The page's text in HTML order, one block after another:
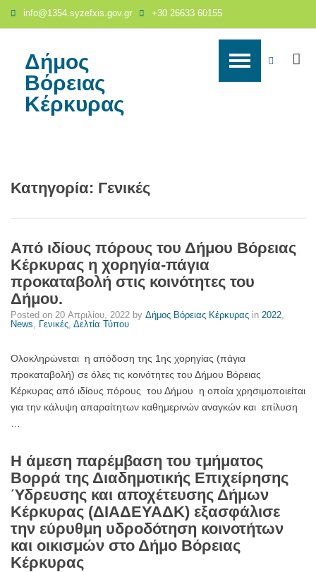
Γενικές
Βόρειας
Κέρκυρας
info@1354.syzefxis.gov.gr +30 26633 60155
Δήμος
Βόρειας
Κέρκυρας
Κατηγορία: Γενικές
Από ιδίους πόρους του Δήμου Βόρειας
Κέρκυρας η χορηγία-πάγια
προκαταβολή στις κοινότητες του
Δήμου.
Posted on 20 Απριλίου, 2022 by Δήμος Βόρειας Κέρκυρας in 2022,
News, Γενικές, Δελτία Τύπου
Ολοκληρώνεται η απόδοση της 1ης χορηγίας (πάγια
προκαταβολή) σε όλες τις κοινότητες του Δήμου Βόρειας
Κέρκυρας από ιδίους πόρους του Δήμου η οποία χρησιμοποιείται
για την κάλυψη απαραίτητων καθημερινών αναγκών και επίλυση
Η άμεση παρέμβαση του τμήματος
Βορρά της Διαδημοτικής Επιχείρησης
Ύδρευσης και αποχέτευσης Δήμων
Κέρκυρας (ΔΙΑΔΕΥΑΔΚ) εξασφάλισε
την εύρυθμη υδροδότηση κοινοτήτων
και οικισμών στο Δήμο Βόρειας
Κέρκυρας